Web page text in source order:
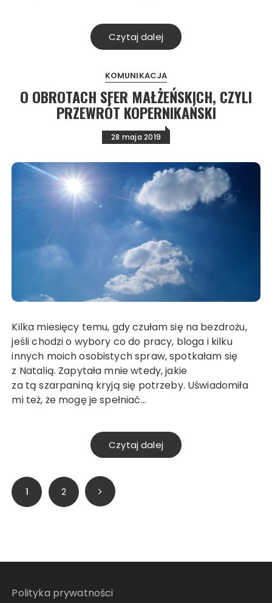
Czytaj dalej
KOMUNIKACJA
O OBROTACH SFER MAŁŻEŃSKICH, CZYLI
PRZEWRÓT KOPERNIKAŃSKI
28 maja 2019
Kilka miesięcy temu, gdy czułam się na bezdrożu,
jeśli chodzi o wybory co do pracy, bloga i kilku
innych moich osobistych spraw, spotkałam się
z Natalią. Zapytała mnie wtedy, jakie
za tą szarpaniną kryją się potrzeby. Uświadomiła
mi też, że mogę je spełniać…
Czytaj dalej
Stronicowanie
wpisów
1 2
Polityka prywatności